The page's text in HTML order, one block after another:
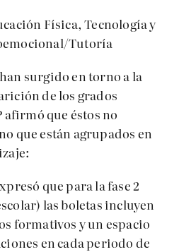
Física, Tecnología y
Tutoría
surgido en torno a la
de los grados
afirmó que éstosno
que están agrupados en
que para la fase 2
las boletas incluyen
formativos y un espacio
en cada periodo de